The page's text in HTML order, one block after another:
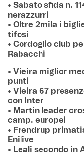
• Sabato sfida n.
nerazzurri
• Oltre 2mila i
tifosi
• Cordoglio club
Rabacchi
• Vieira miglior
punti
• Vieira 67
con Inter
• Martin leader
camp. europei
• Frendrup
Enilive
• Leali secondo in